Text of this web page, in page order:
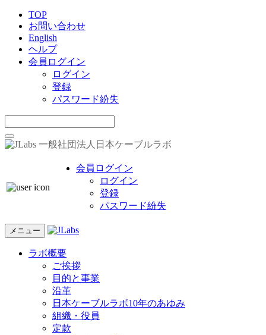
TOP
お問い合わせ
English
ヘルプ
会員ログイン
ログイン
登録
パスワード紛失
一般社団法人日本ケーブルラボ
会員ログイン
ログイン
登録
パスワード紛失
メニュー
ラボ概要
ご挨拶
目的と事業
沿革
日本ケーブルラボ10年のあゆみ
組織・役員
定款